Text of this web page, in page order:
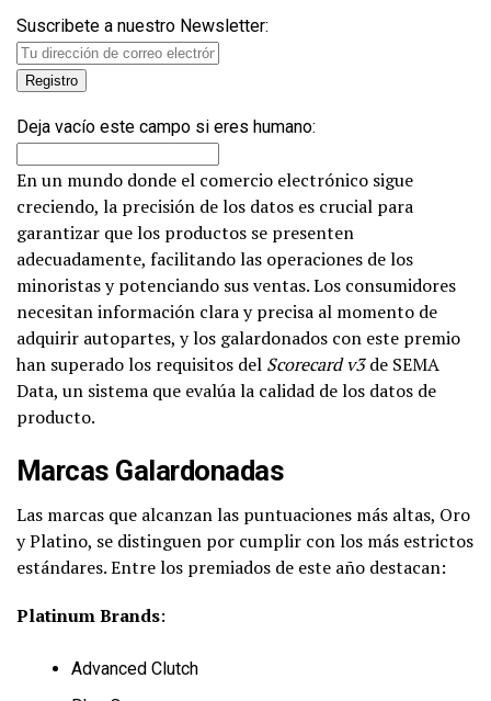
Suscribete a nuestro Newsletter:
Deja vacío este campo si eres humano:
En un mundo donde el comercio electrónico sigue
creciendo, la precisión de los datos es crucial para
garantizar que los productos se presenten
adecuadamente, facilitando las operaciones de los
minoristas y potenciando sus ventas. Los consumidores
necesitan información clara y precisa al momento de
adquirir autopartes, y los galardonados con este premio
han superado los requisitos del Scorecard v3de SEMA
Data, un sistema que evalúa la calidad de los datos de
producto.
Marcas Galardonadas
Las marcas que alcanzan las puntuaciones más altas, Oro
y Platino, se distinguen por cumplir con los más estrictos
estándares. Entre los premiados de este año destacan:
Platinum Brands:
Advanced Clutch